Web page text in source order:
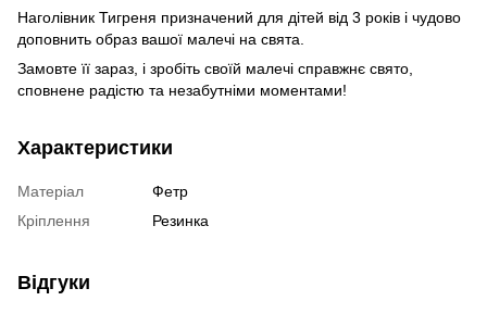
Наголівник Тигреня призначений для дітей від 3 років і чудово
доповнить образ вашої малечі на свята.
Замовте її зараз, і зробіть своїй малечі справжнє свято,
сповнене радістю та незабутніми моментами!
Характеристики
Матеріал
Фетр
Кріплення
Резинка
Відгуки